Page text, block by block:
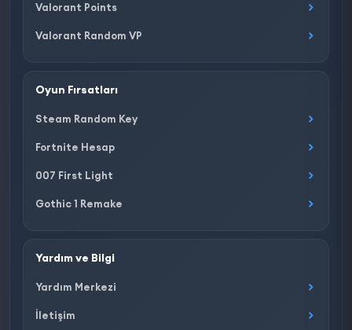
Valorant Points
Valorant Random VP
Oyun Fırsatları
Steam Random Key
Fortnite Hesap
007 First Light
Gothic 1 Remake
Yardım ve Bilgi
Yardım Merkezi
İletişim